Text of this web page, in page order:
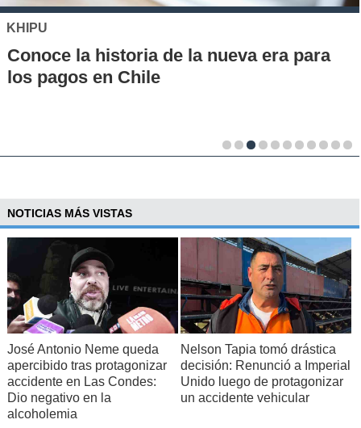
FARMACIAS DR. SIMI
Farmacias del Dr. Simi despliega ayuda
para familias afectadas por el sistema
NOTICIAS MÁS VISTAS
José Antonio Neme queda
apercibido tras protagonizar
accidente en Las Condes:
Dio negativo en la
alcoholemia
Nelson Tapia tomó drástica
decisión: Renunció a Imperial
Unido luego de protagonizar
un accidente vehicular